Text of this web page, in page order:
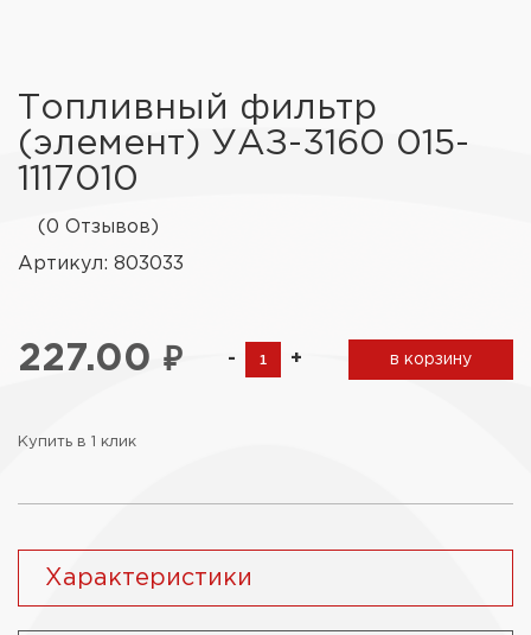
Топливный фильтр
(элемент) УАЗ-3160 015-
1117010
(0 Отзывов)
Артикул: 803033
227.00 ₽ - + в корзину
Купить в 1 клик
Характеристики